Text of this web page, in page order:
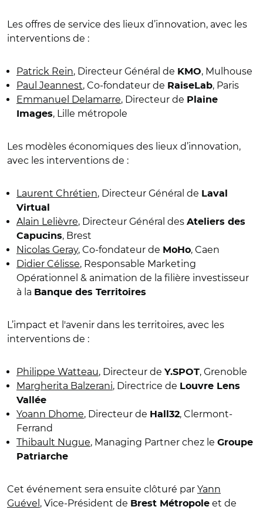
Les offres de service des lieux d’innovation, avec les
interventions de :
Patrick Rein, Directeur Général de KMO, Mulhouse
Paul Jeannest, Co-fondateur de RaiseLab, Paris
Emmanuel Delamarre, Directeur de Plaine
Images, Lille métropole
Les modèles économiques des lieux d’innovation,
avec les interventions de :
Laurent Chrétien, Directeur Général de Laval
Virtual
Alain Lelièvre, Directeur Général des Ateliers des
Capucins, Brest
Nicolas Geray, Co-fondateur de MoHo, Caen
Didier Célisse, Responsable Marketing
Opérationnel & animation de la filière investisseur
à la Banque des Territoires
L’impact et l'avenir dans les territoires, avec les
interventions de :
Philippe Watteau, Directeur de Y.SPOT, Grenoble
Margherita Balzerani, Directrice de Louvre Lens
Vallée
Yoann Dhome, Directeur de Hall32, Clermont-
Ferrand
Thibault Nugue, Managing Partner chez le Groupe
Patriarche
Cet événement sera ensuite clôturé par Yann
Guével , Vice-Président de Brest Métropole et de